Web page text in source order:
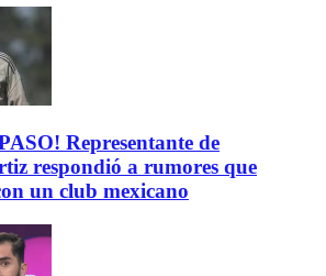
Representante de
respondió a rumores que
un club mexicano